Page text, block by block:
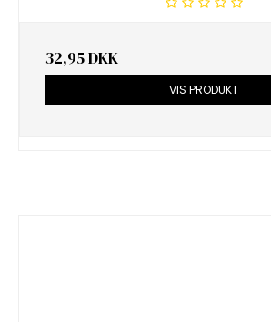
32,95 DKK
VIS PRODUKT